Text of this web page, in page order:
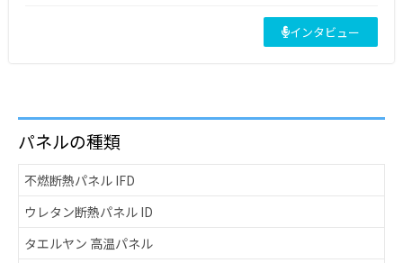
インタビュー
パネルの種類
不燃断熱パネル IFD
ウレタン断熱パネル ID
タエルヤン 高温パネル